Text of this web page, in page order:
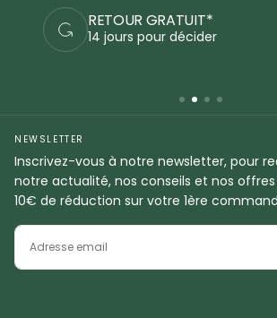
PAIEMENTS SÉCURISÉS
Commandez en sécurité
NEWSLETTER
Inscrivez-vous à notre newsletter, pour
notre actualité, nos conseils et nos
10€ de réduction sur votre 1ère
EMAIL